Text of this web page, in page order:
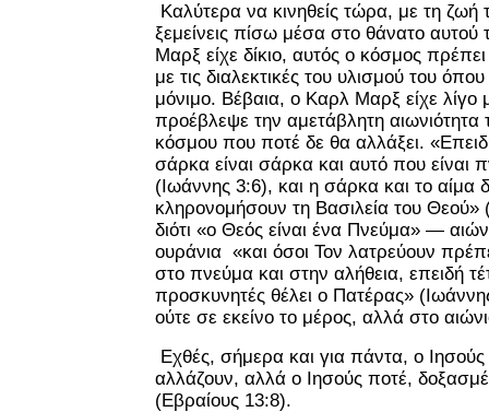
Καλύτερα να κινηθείς τώρα, με τη ζωή
ξεμείνεις πίσω μέσα στο θάνατο
Μαρξ είχε δίκιο, αυτός ο κόσμος
με τις διαλεκτικές του υλισμού του όπου
μόνιμο. Βέβαια, ο Καρλ Μαρξ είχε λίγο
προέβλεψε την αμετάβλητη αιωνιότητα
κόσμου που ποτέ δε θα αλλάξει.
σάρκα είναι σάρκα και αυτό που είναι
(Ιωάννης 3:6), και η σάρκα και το αίμα
κληρονομήσουν τη Βασιλεία του Θεού»
διότι «ο Θεός είναι ένα Πνεύμα» —
ουράνια «και όσοι Τον λατρεύουν
στο πνεύμα και στην αλήθεια, επειδή
προσκυνητές θέλει ο Πατέρας»
ούτε σε εκείνο το μέρος, αλλά στο
Εχθές, σήμερα και για πάντα, ο Ιησούς
αλλάζουν, αλλά ο Ιησούς ποτέ,
(Εβραίους 13:8).